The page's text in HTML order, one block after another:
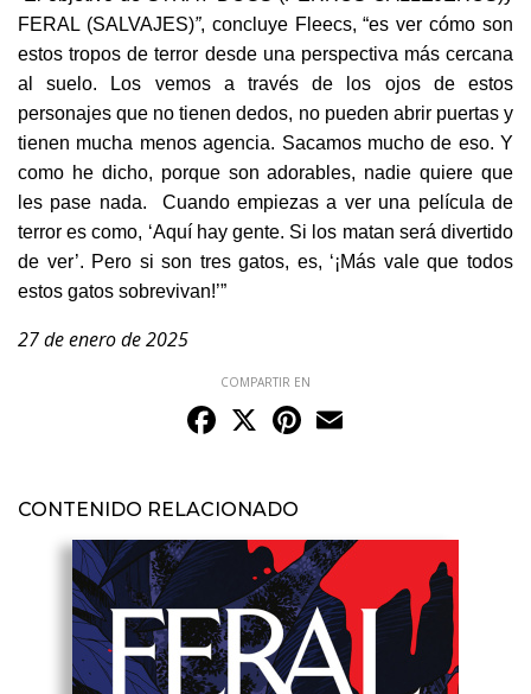
FERAL (SALVAJES)”, concluye Fleecs, “es ver cómo son
estos tropos de terror desde una perspectiva más cercana
al suelo. Los vemos a través de los ojos de estos
personajes que no tienen dedos, no pueden abrir puertas y
tienen mucha menos agencia. Sacamos mucho de eso. Y
como he dicho, porque son adorables, nadie quiere que
les pase nada. Cuando empiezas a ver una película de
terror es como, ‘Aquí hay gente. Si los matan será divertido
de ver’. Pero si son tres gatos, es, ‘¡Más vale que todos
estos gatos sobrevivan!’”
27 de enero de 2025
COMPARTIR EN
Facebook
X Pinterest
CONTENIDO RELACIONADO